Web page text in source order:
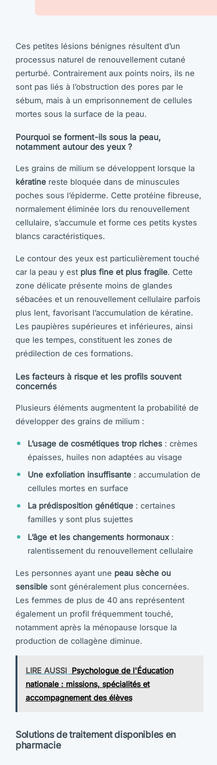
Ces petites lésions bénignes résultent d’un
processus naturel de renouvellement cutané
perturbé. Contrairement aux points noirs, ils ne
sont pas liés à l’obstruction des pores par le
sébum, mais à un emprisonnement de cellules
mortes sous la surface de la peau.
Pourquoi se forment-ils sous la peau,
notamment autour des yeux ?
Les grains de milium se développent lorsque la
kératine reste bloquée dans de minuscules
poches sous l’épiderme. Cette protéine fibreuse,
normalement éliminée lors du renouvellement
cellulaire, s’accumule et forme ces petits kystes
blancs caractéristiques.
Le contour des yeux est particulièrement touché
car la peau y est plus fine et plus fragile. Cette
zone délicate présente moins de glandes
sébacées et un renouvellement cellulaire parfois
plus lent, favorisant l’accumulation de kératine.
Les paupières supérieures et inférieures, ainsi
que les tempes, constituent les zones de
prédilection de ces formations.
Les facteurs à risque et les profils souvent
concernés
Plusieurs éléments augmentent la probabilité de
développer des grains de milium :
L’usage de cosmétiques trop riches : crèmes
épaisses, huiles non adaptées au visage
Une exfoliation insuffisante : accumulation de
cellules mortes en surface
La prédisposition génétique : certaines
familles y sont plus sujettes
L’âge et les changements hormonaux :
ralentissement du renouvellement cellulaire
Les personnes ayant une peau sèche ou
sensible sont généralement plus concernées.
Les femmes de plus de 40 ans représentent
également un profil fréquemment touché,
notamment après la ménopause lorsque la
production de collagène diminue.
LIRE AUSSI Psychologue de l'Éducation
nationale : missions, spécialités et
accompagnement des élèves
Solutions de traitement disponibles en
pharmacie